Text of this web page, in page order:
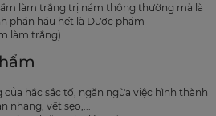
làm trắng trị nám thông thường mà là
phần hầu hết là Dược phẩm
làm trắng).
của hắc sắc tố, ngăn ngừa việc hình thành
nhang, vết sẹo,...